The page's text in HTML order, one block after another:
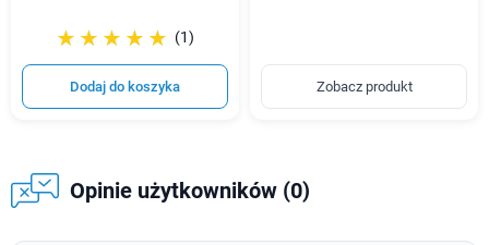
☆☆☆☆☆
★★★★★ (1)
Dodaj do koszyka Zobacz produkt
Opinie użytkowników (0)